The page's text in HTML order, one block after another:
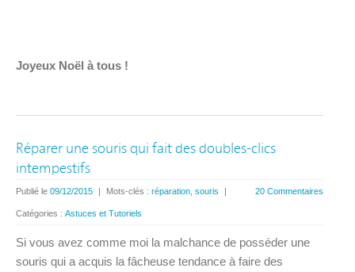
Joyeux Noël à tous !
Réparer une souris qui fait des doubles-clics
intempestifs
20 Commentaires
Publié le 09/12/2015 | Mots-clés : réparation souris |
Catégories : Astuces et Tutoriels
Si vous avez comme moi la malchance de posséder une
souris qui a acquis la fâcheuse tendance à faire des